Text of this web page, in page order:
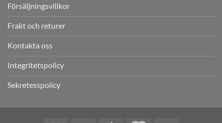
Försäljningsvillkor
Frakt och returer
Kontakta oss
Integritetspolicy
Sekretesspolicy